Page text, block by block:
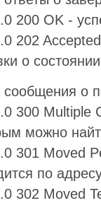
200 OK -
202
о
сообщения о
300 Multiple
можно
301 Moved
по
302 Moved